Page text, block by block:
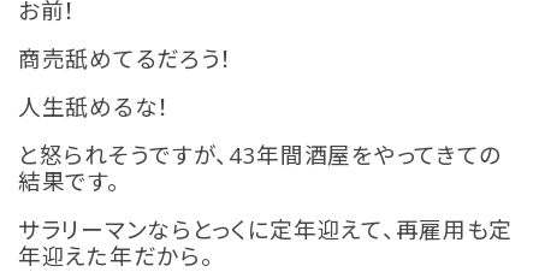
お前！
商売舐めてるだろう！
人生舐めるな！
と怒られそうですが、43年間酒屋をやってきての
結果です。
サラリーマンならとっくに定年迎えて、再雇用も定
年迎えた年だから。